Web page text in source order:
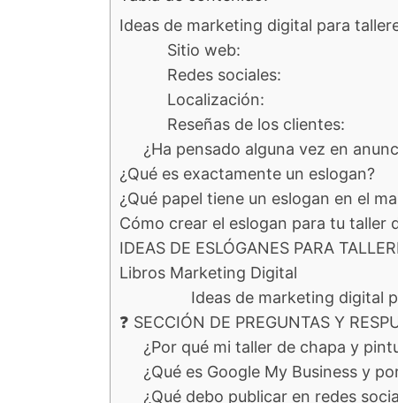
Ideas de marketing digital para
Sitio web:
Redes sociales:
Localización:
Reseñas de los clientes:
¿Ha pensado alguna vez en
¿Qué es exactamente un eslogan?
¿Qué papel tiene un eslogan en el
Cómo crear el eslogan para tu taller
IDEAS DE ESLÓGANES PARA
Libros Marketing Digital
Ideas de marketing digital
❓ SECCIÓN DE PREGUNTAS Y
¿Por qué mi taller de chapa y
¿Qué es Google My Business y
¿Qué debo publicar en redes